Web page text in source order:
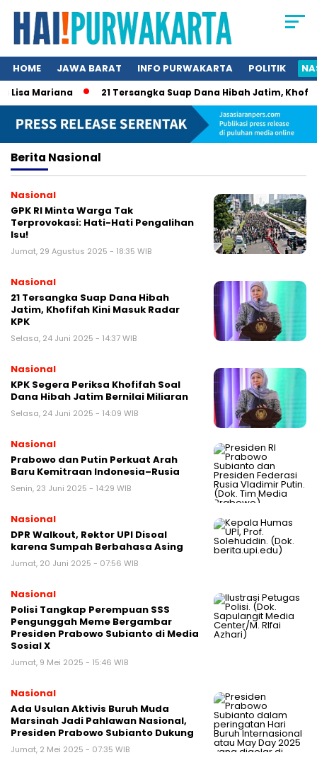
HOME JAWA BARAT INFO PURWAKARTA POLITIK
Mariana 21 Tersangka Suap Dana Hibah Jatim, Khofifah
Berita Nasional
Nasional
GPK RI Minta Warga Tak
Terprovokasi: Hati-Hati Pengalihan
Isu!
Jumat, 29 Agustus 2025 - 18:35 WIB
Nasional
21 Tersangka Suap Dana Hibah
Jatim, Khofifah Kini Masuk Radar
KPK
Selasa, 24 Juni 2025 - 14:37 WIB
Nasional
KPK Segera Periksa Khofifah Soal
Dana Hibah Jatim Bernilai Miliaran
Selasa, 24 Juni 2025 - 14:09 WIB
Nasional
Prabowo dan Putin Perkuat Arah
Baru Kemitraan Indonesia–Rusia
Senin, 23 Juni 2025 - 14:29 WIB
Nasional
DPR Walkout, Rektor UPI Disoal
karena Sumpah Berbahasa Asing
Jumat, 20 Juni 2025 - 07:56 WIB
Nasional
Polisi Tangkap Perempuan SSS
Pengunggah Meme Bergambar
Presiden Prabowo Subianto di Media
Sosial X
Jumat, 9 Mei 2025 - 15:46 WIB
Nasional
Ada Usulan Aktivis Buruh Muda
Marsinah Jadi Pahlawan Nasional,
Presiden Prabowo Subianto Dukung
Jumat, 2 Mei 2025 - 07:35 WIB